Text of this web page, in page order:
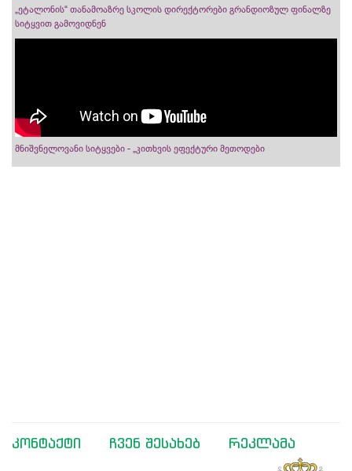
„ეტალონის“ თანამოაზრე სკოლის დირექტორები გრანდიოზულ ფინალზე
სიტყვით გამოვიდნენ
მნიშვნელოვანი სიტყვები - „კითხვის ეფექტური მეთოდები
კონტაქტი ჩვენ შესახებ რეკლამა